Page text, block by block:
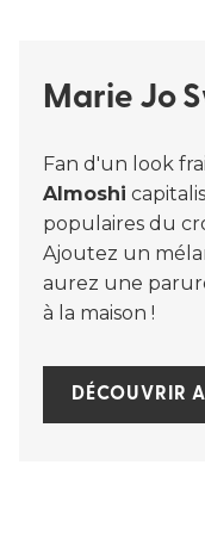
Marie Jo
Fan d'un look
Almoshi
populaires du
Ajoutez un
aurez une
à la maison !
DÉCOUVRIR